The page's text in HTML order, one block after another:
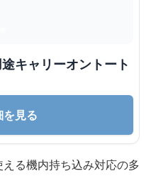
キャリーオントート
見る
る機内持ち込み対応の多